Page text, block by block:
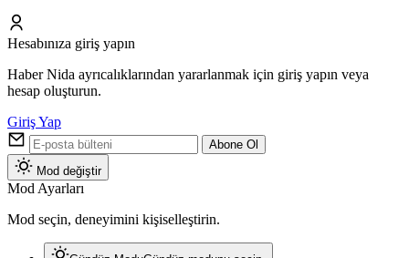
Hesabınıza giriş yapın
Haber Nida ayrıcalıklarından yararlanmak için giriş yapın veya
hesap oluşturun.
Giriş Yap
Abone Ol
Mod değiştir
Mod Ayarları
Mod seçin, deneyimini kişiselleştirin.